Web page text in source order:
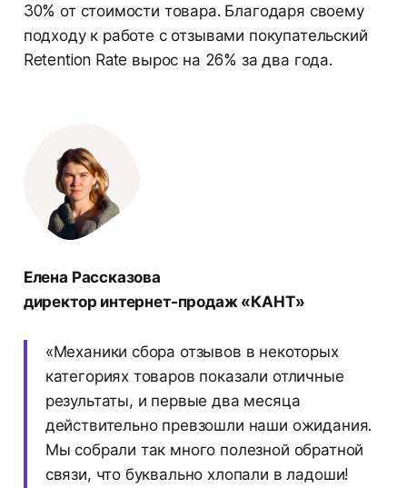
30% от стоимости товара. Благодаря своему
подходу к работе с отзывами покупательский
Retention Rate вырос на 26% за два года.
Елена Рассказова
директор интернет-продаж «КАНТ»
«Механики сбора отзывов в некоторых
категориях товаров показали отличные
результаты, и первые два месяца
действительно превзошли наши ожидания.
Мы собрали так много полезной обратной
связи, что буквально хлопали в ладоши!